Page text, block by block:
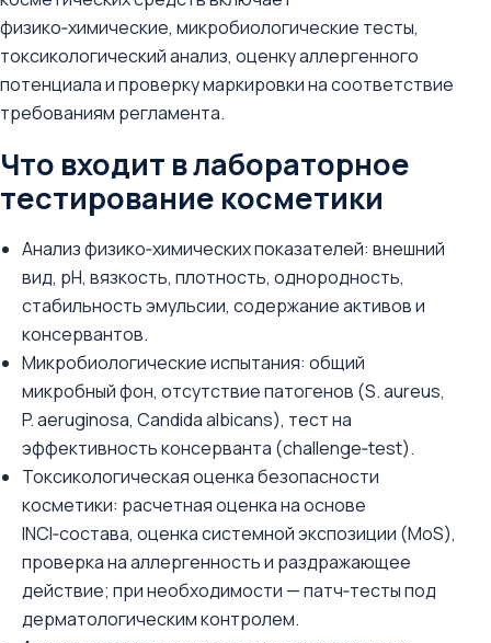
физико‑химические, микробиологические тесты,
токсикологический анализ, оценку аллергенного
потенциала и проверку маркировки на соответствие
требованиям регламента.
Что входит в лабораторное
тестирование косметики
Анализ физико‑химических показателей: внешний
вид, pH, вязкость, плотность, однородность,
стабильность эмульсии, содержание активов и
консервантов.
Микробиологические испытания: общий
микробный фон, отсутствие патогенов (S. aureus,
P. aeruginosa, Candida albicans), тест на
эффективность консерванта (challenge‑test).
Токсикологическая оценка безопасности
косметики: расчетная оценка на основе
INCI‑состава, оценка системной экспозиции (MoS),
проверка на аллергенность и раздражающее
действие; при необходимости — патч‑тесты под
дерматологическим контролем.